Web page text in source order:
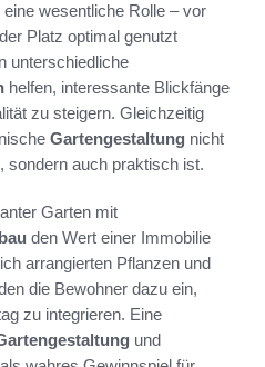
wesentliche Rolle – vor
Platz optimal genutzt
unterschiedliche
helfen, interessante Blickfänge
zu steigern. Gleichzeitig
Gartengestaltung nicht
sondern auch praktisch ist.
Garten mit
den Wert einer Immobilie
arrangierten Pflanzen und
die Bewohner dazu ein,
zu integrieren. Eine
und